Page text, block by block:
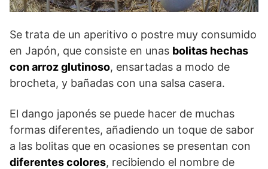
Se trata de un aperitivo o postre muy consumido
en Japón, que consiste en unas bolitas hechas
con arroz glutinoso, ensartadas a modo de
brocheta, y bañadas con una salsa casera.
El dango japonés se puede hacer de muchas
formas diferentes, añadiendo un toque de sabor
a las bolitas que en ocasiones se presentan con
diferentes colores, recibiendo el nombre de